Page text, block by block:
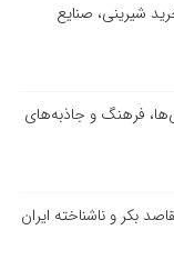
شیرینی، صنایع
فرهنگ و جاذبه‌های
بکر و ناشناخته ایران